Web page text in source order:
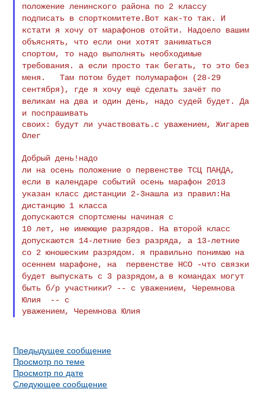
положениеленинского района по 2 классу
подписать в спорткомитете.Вот как-то так. И
кстати я хочу от марафонов отойти. Надоело вашим
объяснять, что если они хотят заниматься
спортом, то надо выполнять необходимые
требования. а если просто так бегать, то это без
меня. Там потом будет полумарафон (28-29
сентября), где я хочу ещё сделать зачёт по
великам на два и один день, надо судей будет.Да
и поспрашивать
своих: будут ли участвовать.с уважением, Жигарев
Олег
ли на осень положение о первенстве ТСЦ ПАНДА,
если в календаре событий осеньмарафон 2013
указан класс дистанции 2-3нашла из правил:На
дистанцию 1 класса
10 лет, не имеющие разрядов. На второй класс
допускаются 14-летние без разряда, а 13-летние
со 2 юношеским разрядом. я правильно понимаю на
осеннеммарафоне, на первенстве НСО -что связки
будет выпускать с 3 разрядом,а в командах могут
быть б/р участники? -- с уважением,Черемнова
Юлия -- с
Предыдущее сообщение
Просмотр по теме
Просмотр по дате
Следующее сообщение